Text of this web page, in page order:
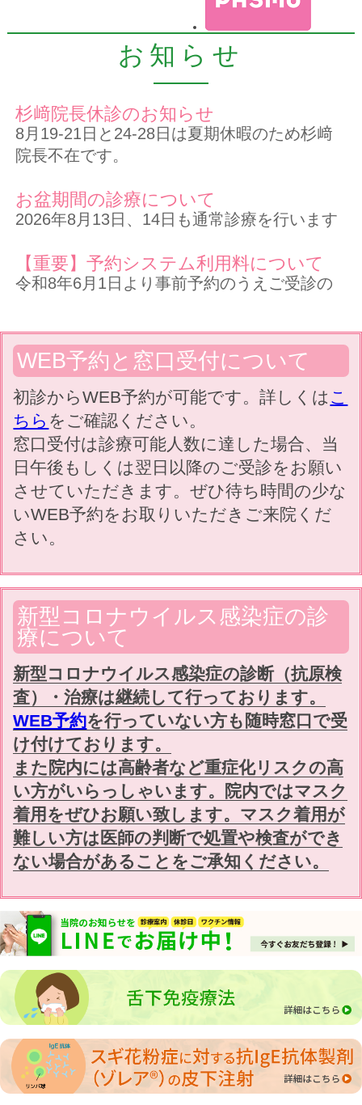
お知らせ
杉﨑院長休診のお知らせ
8月19-21日と24-28日は夏期休暇のため杉﨑
院長不在です。
お盆期間の診療について
2026年8月13日、14日も通常診療を行います
【重要】予約システム利用料について
令和8年6月1日より事前予約のうえご受診の
払いいただきます。患者さまにとって便利で
快適な予約システム運営の継続のためご了承
ください。
当院の受診患者数
2026年5月29日現在開院以来【89000名】の
患者さま(診察券番号より)に受診いただいて
おります。今後とも『患者さまに寄り添う医
療』の理念を大切に診療を継続してまいりま
す。
ヒノキ花粉症
ヒノキ花粉症が3月末よりピークに入りまし
た。千葉県では4月中旬までは飛散ピークの
予想です。スギ花粉症の方の7割はヒノキ花
粉症も併発していると言われており、のどの
症状(咳や咽頭違和感)が出やすいと言われて
います。
スギ花粉症に引き続き症状が続いている方は
継続治療をお勧めいたします。
4/9(木)の外来について
4/9(木)杉﨑医師休診となります
スギ花粉症重症・最重症に対するゾレ
者さまにゾレア®️皮下注射(保険診療)を行っ
ております。2019年の発売開始から効果を
感じられて、毎年接種する方が増えてきまし
た。今まで当院ではアナフィラキシーなど重
篤な副反応は発生しておりません。また自費
でのゾレア皮下注射には対応しておりませ
ん。5月末日まで接種可能ですのでご希望の
方はご相談ください。
WEB予約と窓口受付について
初診からWEB予約が可能です。詳しくは こ
ちら をご確認ください。
窓口受付は診療可能人数に達した場合、当
日午後もしくは翌日以降のご受診をお願い
させていただきます。ぜひ待ち時間の少な
いWEB予約をお取りいただきご来院くだ
さい。
新型コロナウイルス感染症の診
療について
新型コロナウイルス感染症の診断（抗原検
査）・治療は継続して行っております。
WEB予約を行っていない方も随時窓口で受
け付けております。
また院内には高齢者など重症化リスクの高
い方がいらっしゃいます。院内ではマスク
着用をぜひお願い致します。マスク着用が
難しい方は医師の判断で処置や検査ができ
ない場合があることをご承知ください。